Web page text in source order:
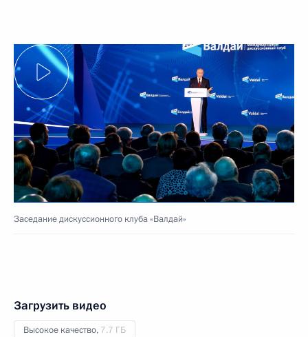
Заседание дискуссионного клуба «Валдай»
Загрузить видео
Высокое качество, 7.7 ГБ